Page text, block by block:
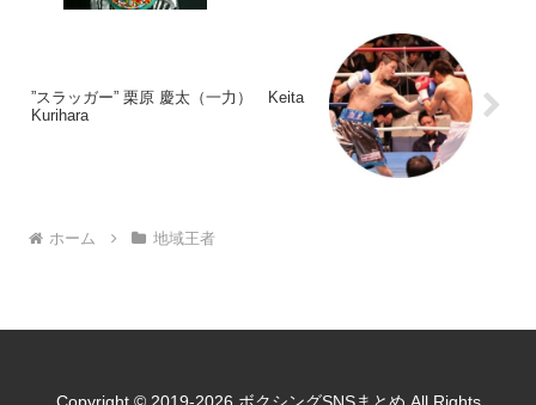
”スラッガー” 栗原 慶太（一力） Keita
Kurihara
ホーム 地域王者
Copyright © 2019-2026 ボクシングSNSまとめ All Rights